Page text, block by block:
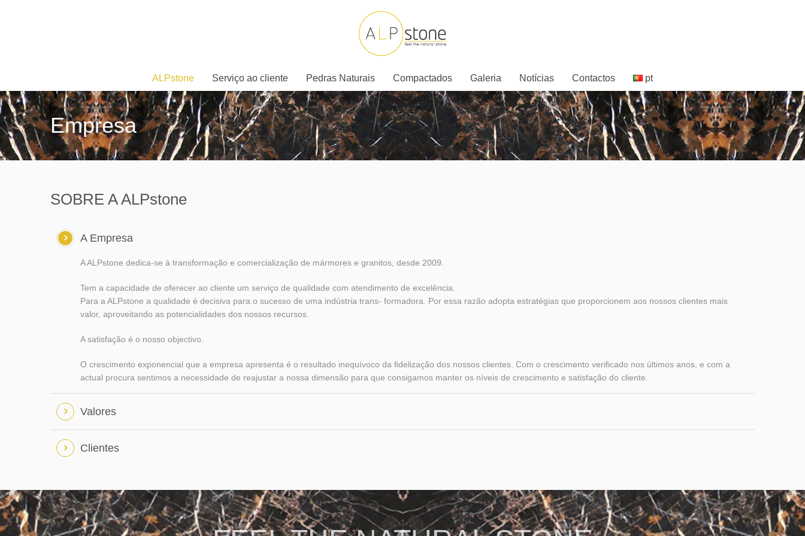
ALPstone Serviço ao cliente Pedras Naturais Compactados Galeria Notícias Contactos pt
Empresa
SOBRE A ALPstone
A Empresa
A ALPstone dedica-se à transformação e comercialização de mármores e granitos, desde 2009.
Tem a capacidade de oferecer ao cliente um serviço de qualidade com atendimento de excelência.
Para a ALPstone a qualidade é decisiva para o sucesso de uma indústria trans- formadora. Por essa razão adopta estratégias que proporcionem aos nossos clientes mais
valor, aproveitando as potencialidades dos nossos recursos.
A satisfação é o nosso objectivo.
O crescimento exponencial que a empresa apresenta é o resultado inequívoco da fidelização dos nossos clientes. Com o crescimento verificado nos últimos anos, e com a
actual procura sentimos a necessidade de reajustar a nossa dimensão para que consigamos manter os níveis de crescimento e satisfação do cliente.
Valores
Clientes